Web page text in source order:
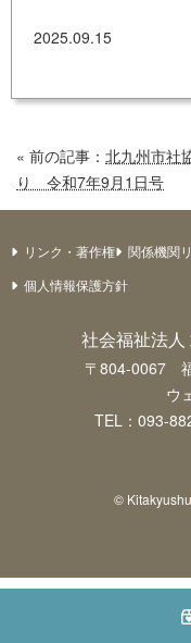
2025.09.15
« 前の記事： 北九州市社
り 令和7年9月1日号
リンク・著作権 関係機関
個人情報保護方針
社会福祉法人
〒804-0067
ウ
TEL：093-
©